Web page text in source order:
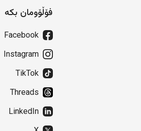
فۆڵۆومان بکە
Facebook
Instagram
TikTok
Threads
LinkedIn